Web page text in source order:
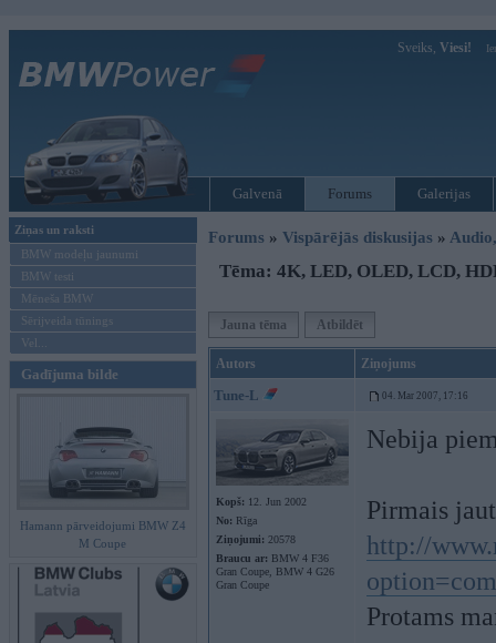
Sveiks, Viesi!
Galvenā Forums Galerijas
Ziņas un raksti
BMW modeļu jaunumi
BMW testi
Mēneša BMW
Sērijveida tūnings
Vel...
Gadījuma bilde
Hamann pārveidojumi BMW Z4
M Coupe
Forums » Vispārējās diskusijas »
Tēma: 4K, LED, OLED, LCD,
Jauna tēma Atbildēt
Autors Ziņojums
Tune-L 04. Mar 2007, 17:16
Kopš: 12. Jun 2002
No: Rīga
Ziņojumi: 20578
Braucu ar: BMW 4 F36
Gran Coupe, BMW 4 G26
Gran Coupe
Nebija
Pirmais
http://
Protams